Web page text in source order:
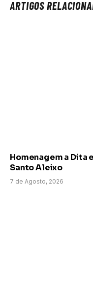
ARTIGOS
Homenagem a Dita
Santo Aleixo
7 de Agosto, 2026